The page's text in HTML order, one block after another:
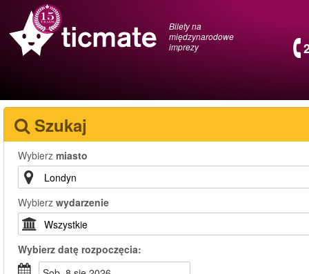
Bilety na
międzynarodowe
imprezy
Szukaj
Wybierz miasto
Wybierz wydarzenie
Wybierz datę rozpoczęcia: